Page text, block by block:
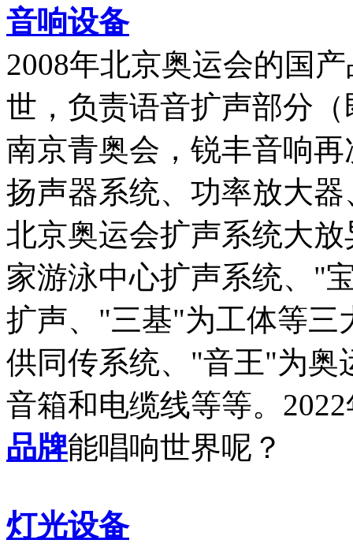
音响设备
2008年北京奥运会的国
世，负责语音扩声部分
南京青奥会，锐丰音响
扬声器系统、功率放大
北京奥运会扩声系统大
家游泳中心扩声系统、"
扩声、"三基"为工体等三
供同传系统、"音王"为奥
音箱和电缆线等等。
品牌能唱响世界呢？
灯光设备